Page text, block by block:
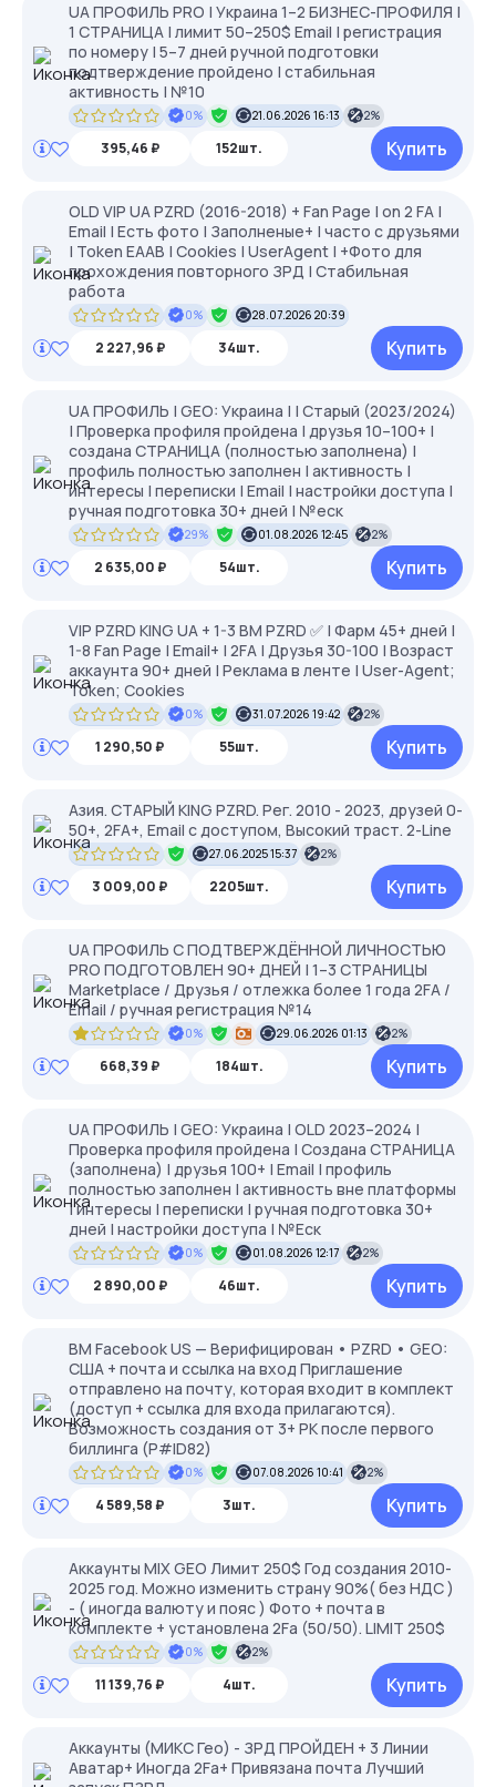
UA ПРОФИЛЬ PRO | Украина 1–2 БИЗНЕС-ПРОФИЛЯ |
1 СТРАНИЦА | лимит 50–250$ Email | регистрация
по номеру | 5–7 дней ручной подготовки
подтверждение пройдено | стабильная
активность | №10
0% 21.06.2026 16:13 2%
395,46 ₽ 152шт. Купить
OLD VIP UA PZRD (2016-2018) + Fan Page | on 2 FA |
Email | Есть фото | Заполненые+ | часто с друзьями
| Token EAAB | Cookies | UserAgent | +Фото для
прохождения повторного ЗРД | Стабильная
работа
0% 28.07.2026 20:39
2 227,96 ₽ 34шт. Купить
UA ПРОФИЛЬ | GEO: Украина | | Старый (2023/2024)
| Проверка профиля пройдена | друзья 10–100+ |
создана СТРАНИЦА (полностью заполнена) |
профиль полностью заполнен | активность |
интересы | переписки | Email | настройки доступа |
ручная подготовка 30+ дней | №еск
29% 01.08.2026 12:45 2%
2 635,00 ₽ 54шт. Купить
VIP PZRD KING UA + 1-3 BM PZRD ✅ | Фарм 45+ дней |
1-8 Fan Page | Email+ | 2FA | Друзья 30-100 | Возраст
аккаунта 90+ дней | Реклама в ленте | User-Agent;
Token; Cookies
0% 31.07.2026 19:42 2%
1 290,50 ₽ 55шт. Купить
Азия. СТАРЫЙ KING PZRD. Рег. 2010 - 2023, друзей 0-
50+, 2FA+, Email с доступом, Высокий траст. 2-Line
27.06.2025 15:37 2%
3 009,00 ₽ 2205шт. Купить
UA ПРОФИЛЬ С ПОДТВЕРЖДЁННОЙ ЛИЧНОСТЬЮ
PRO ПОДГОТОВЛЕН 90+ ДНЕЙ | 1–3 СТРАНИЦЫ
Marketplace / Друзья / отлежка более 1 года 2FA /
Email / ручная регистрация №14
0% 29.06.2026 01:13 2%
668,39 ₽ 184шт. Купить
UA ПРОФИЛЬ | GEO: Украина | OLD 2023–2024 |
Проверка профиля пройдена | Создана СТРАНИЦА
(заполнена) | друзья 100+ | Email | профиль
полностью заполнен | активность вне платформы
| интересы | переписки | ручная подготовка 30+
дней | настройки доступа | №Еск
0% 01.08.2026 12:17 2%
2 890,00 ₽ 46шт. Купить
BM Facebook US — Верифицирован • PZRD • GEO:
США + почта и ссылка на вход Приглашение
отправлено на почту, которая входит в комплект
(доступ + ссылка для входа прилагаются).
Возможность создания от 3+ РК после первого
биллинга (P#ID82)
0% 07.08.2026 10:41 2%
4 589,58 ₽ 3шт. Купить
Аккаунты MIX GEO Лимит 250$ Год создания 2010-
2025 год. Можно изменить страну 90%( без НДС )
- ( иногда валюту и пояс ) Фото + почта в
комплекте + установлена 2Fa (50/50). LIMIT 250$
0% 2%
11 139,76 ₽ 4шт. Купить
Аккаунты (МИКС Гео) - ЗРД ПРОЙДЕН + 3 Линии
Аватар+ Иногда 2Fa+ Привязана почта Лучший